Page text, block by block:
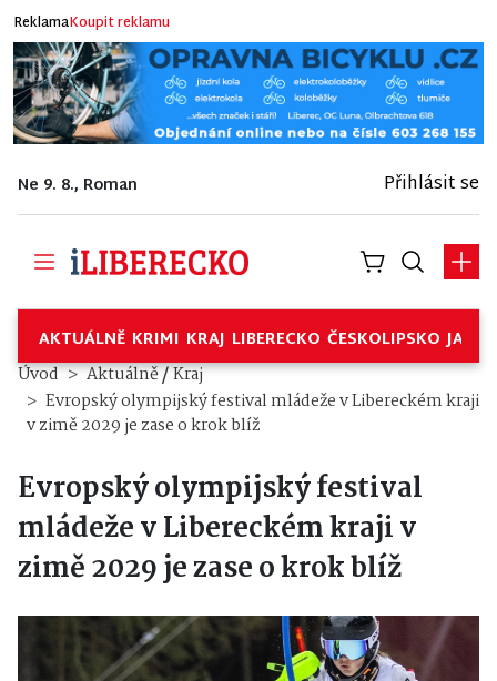
ReklamaKoupit reklamu
Ne 9. 8., Roman Přihlásit se
AKTUÁLNĚ KRIMI KRAJ LIBERECKO ČESKOLIPSKO
Úvod Aktuálně/Kraj
Evropský olympijský festival mládeže v Libereckém kraji
v zimě 2029 je zase o krok blíž
Evropský olympijský festival
mládeže v Libereckém kraji v
zimě 2029 je zase o krok blíž